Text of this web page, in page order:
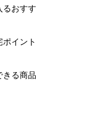
るおすす
イント
きる商品